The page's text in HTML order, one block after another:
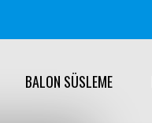
BALON SÜSLEME